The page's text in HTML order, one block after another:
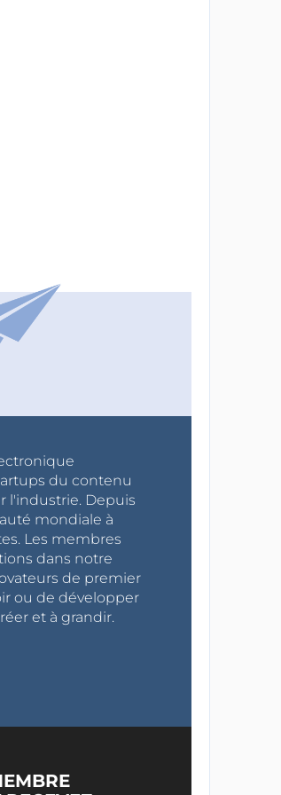
du contenu
l'industrie. Depuis
mondiale à
Les membres
dans notre
de premier
ou de développer
et à grandir.